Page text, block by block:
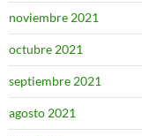
noviembre 2021
octubre 2021
septiembre 2021
agosto 2021